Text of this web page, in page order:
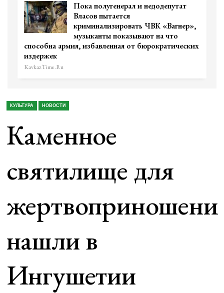
Пока полугенерал и недодепутат
Власов пытается
криминализировать ЧВК «Вагнер»,
музыканты показывают на что
способна армия, избавленная от бюрократических
издержек
KavkazTime.ru
КУЛЬТУРА НОВОСТИ
Каменное
святилище для
нашли в
Ингушетии